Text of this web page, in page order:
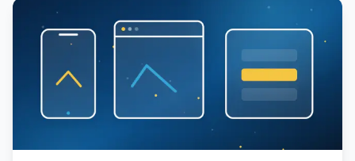
mam niezwykle urozmaiconą wiedzę […]